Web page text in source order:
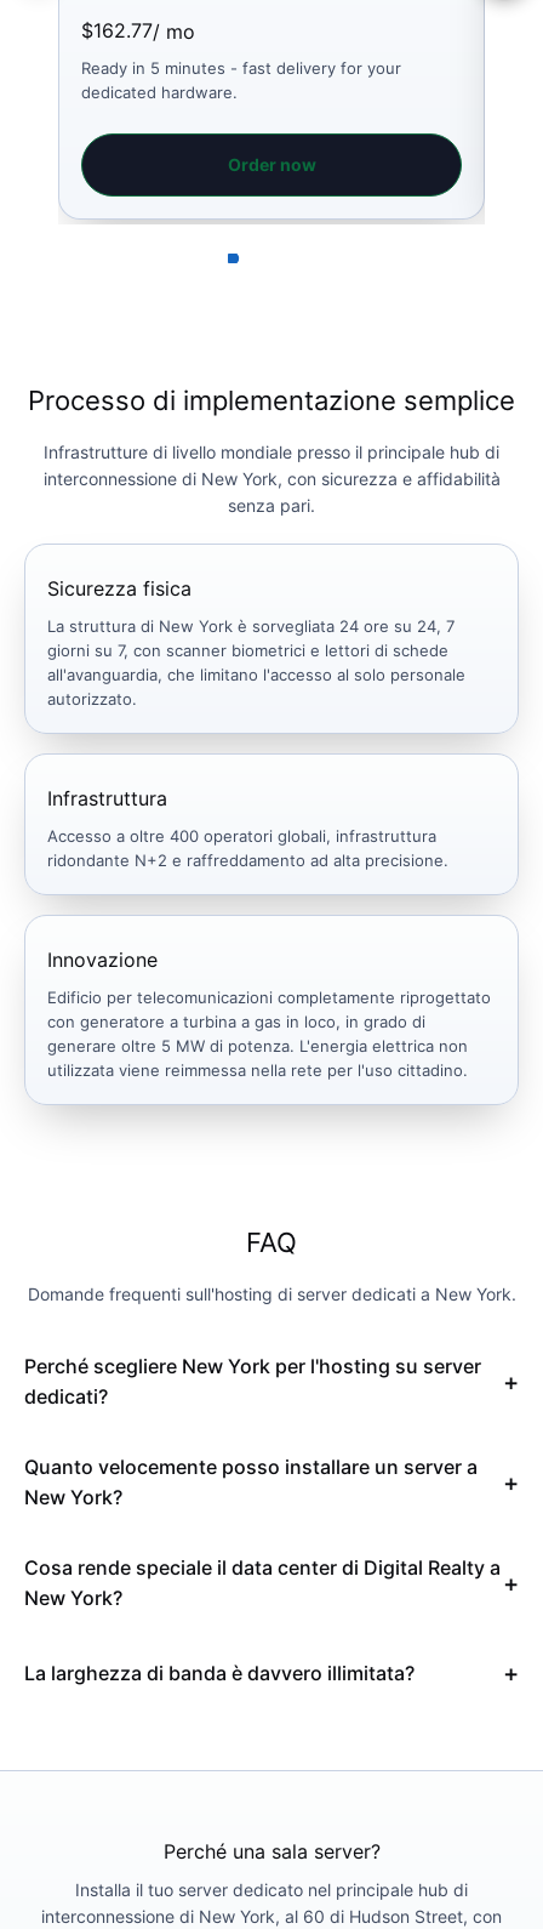
$162.77/ mo
Ready in 5 minutes - fast delivery for your
dedicated hardware.
Order now
Processo di implementazione semplice
Infrastrutture di livello mondiale presso il principale hub di
interconnessione di New York, con sicurezza e affidabilità
senza pari.
Sicurezza fisica
La struttura di New York è sorvegliata 24 ore su 24, 7
giorni su 7, con scanner biometrici e lettori di schede
all'avanguardia, che limitano l'accesso al solo personale
autorizzato.
Infrastruttura
Accesso a oltre 400 operatori globali, infrastruttura
ridondante N+2 e raffreddamento ad alta precisione.
Innovazione
Edificio per telecomunicazioni completamente riprogettato
con generatore a turbina a gas in loco, in grado di
generare oltre 5 MW di potenza. L'energia elettrica non
utilizzata viene reimmessa nella rete per l'uso cittadino.
FAQ
Domande frequenti sull'hosting di server dedicati a New York.
Perché scegliere New York per l'hosting su server
dedicati?
Quanto velocemente posso installare un server a
New York?
Cosa rende speciale il data center di Digital Realty a
New York?
La larghezza di banda è davvero illimitata?
Perché una sala server?
Installa il tuo server dedicato nel principale hub di
interconnessione di New York, al 60 di Hudson Street, con